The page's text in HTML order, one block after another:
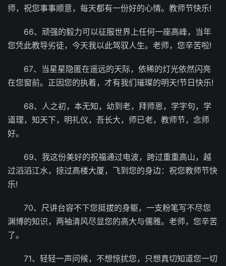
师，祝您事事顺意，每天都有一份好的心情。教师节快乐!
66、顽强的毅力可以征服世界上任何一座高峰，当年
您凭此教导劣徒，今天我以此驾驭人生。老师，您辛苦啦!
67、当星星隐匿在遥远的天际，依稀的灯光依然闪亮
在您窗前。正因您的执着，才有我们璀璨的明天!节日快乐!
68、人之初，本无知，幼到老，拜师恩，学字句，学
道理，知天下，明礼仪，吾长大，师已老，教师节，念师
好。
69、我这份美好的祝福通过电波，跨过重重高山，越
过滔滔江水，掠过高楼大厦，飞到您的身边：祝您教师节快
乐!
70、尺讲台容不下您挺拔的身躯，一支粉笔写不尽您
渊博的知识，两袖清风尽显您的高大与儒雅。老师，您辛苦
了。
71、轻轻一声问候，不想惊扰您，只想真切知道您一切